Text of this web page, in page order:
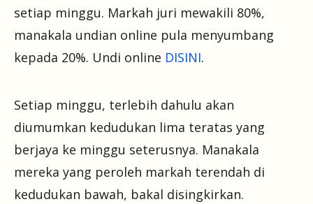
setiap minggu. Markah juri mewakili 80%,
manakala undian online pula menyumbang
kepada 20%. Undi online DISINI.
Setiap minggu, terlebih dahulu akan
diumumkan kedudukan lima teratas yang
berjaya ke minggu seterusnya. Manakala
mereka yang peroleh markah terendah di
kedudukan bawah, bakal disingkirkan.